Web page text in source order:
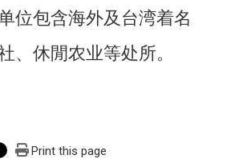
位包含海外及台湾着名
、休閒农业等处所。
Print this page